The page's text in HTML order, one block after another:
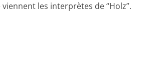
viennent les interprètes de “Holz”.